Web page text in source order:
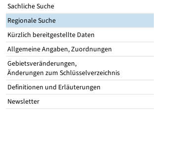
Sachliche Suche
Regionale Suche
Kürzlich bereitgestellte Daten
Allgemeine Angaben, Zuordnungen
Gebietsveränderungen,
Änderungen zum Schlüsselverzeichnis
Definitionen und Erläuterungen
Newsletter